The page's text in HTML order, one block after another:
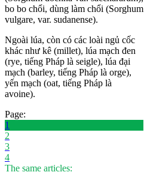
bo bo chổi, dùng làm chổi (Sorghum
vulgare, var. sudanense).
Ngoài lúa, còn có các loài ngủ cốc
khác như kê (millet), lúa mạch đen
(rye, tiếng Pháp là seigle), lúa đại
mạch (barley, tiếng Pháp là orge),
yến mạch (oat, tiếng Pháp là
avoine).
Page:
1
2
3
4
The same articles: